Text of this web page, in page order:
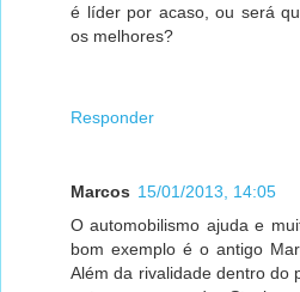
é líder por acaso, ou será
os melhores?
Responder
Marcos 15/01/2013, 14:05
O automobilismo ajuda e
bom exemplo é o antigo
Além da rivalidade dentro do